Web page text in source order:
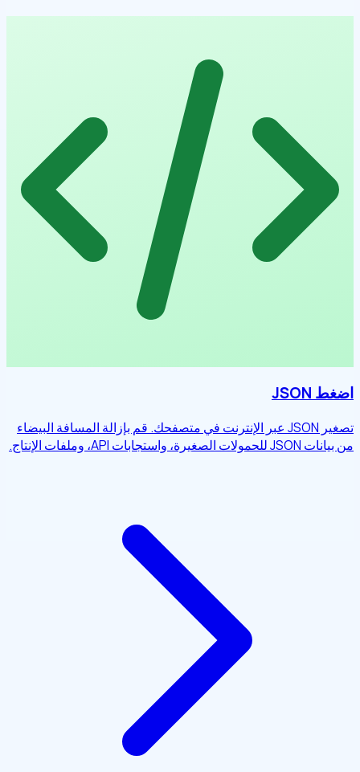
اضغط JSON
تصغير JSON عبر الإنترنت في متصفحك. قم بإزالة المسافة البيضاء
من بيانات JSON للحمولات الصغيرة، واستجابات API، وملفات الإنتاج.